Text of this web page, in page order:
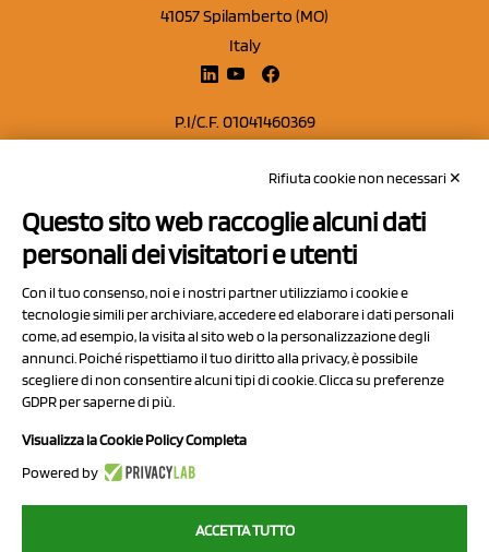
41057 Spilamberto (MO)
Italy
P.I/C.F. 01041460369
Capitale sociale Euro 50.000,00 i.v.
Contatti
Privacy Policy
Cookie Policy
Chi Siamo
2023 NCX Drahorad srl - All rights reserved
Rifiuta cookie non necessari ✕
Questo sito web raccoglie alcuni dati
personali dei visitatori e utenti
Con il tuo consenso, noi e i nostri partner utilizziamo i cookie e
tecnologie simili per archiviare, accedere ed elaborare i dati personali
come, ad esempio, la visita al sito web o la personalizzazione degli
annunci. Poiché rispettiamo il tuo diritto alla privacy, è possibile
scegliere di non consentire alcuni tipi di cookie. Clicca su preferenze
GDPR per saperne di più.
Visualizza la Cookie Policy Completa
Powered by
ACCETTA TUTTO